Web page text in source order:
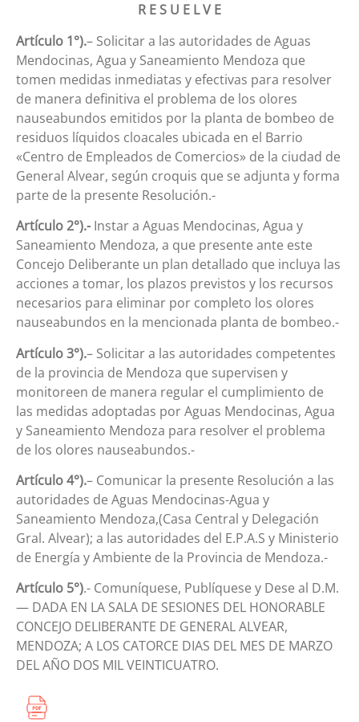
R E S U E L V E
Artículo 1°).– Solicitar a las autoridades de Aguas
Mendocinas, Agua y Saneamiento Mendoza que
tomen medidas inmediatas y efectivas para resolver
de manera definitiva el problema de los olores
nauseabundos emitidos por la planta de bombeo de
residuos líquidos cloacales ubicada en el Barrio
«Centro de Empleados de Comercios» de la ciudad de
General Alvear, según croquis que se adjunta y forma
parte de la presente Resolución.-
Artículo 2°).-Instar a Aguas Mendocinas, Agua y
Saneamiento Mendoza, a que presente ante este
Concejo Deliberante un plan detallado que incluya las
acciones a tomar, los plazos previstos y los recursos
necesarios para eliminar por completo los olores
nauseabundos en la mencionada planta de bombeo.-
Artículo 3°).– Solicitar a las autoridades competentes
de la provincia de Mendoza que supervisen y
monitoreen de manera regular el cumplimiento de
las medidas adoptadas por Aguas Mendocinas, Agua
y Saneamiento Mendoza para resolver el problema
de los olores nauseabundos.-
Artículo 4°).– Comunicar la presente Resolución a las
autoridades de Aguas Mendocinas-Agua y
Saneamiento Mendoza,(Casa Central y Delegación
Gral. Alvear); a las autoridades del E.P.A.S y Ministerio
de Energía y Ambiente de la Provincia de Mendoza.-
Artículo 5°).- Comuníquese, Publíquese y Dese al D.M.
— DADA EN LA SALA DE SESIONES DEL HONORABLE
CONCEJO DELIBERANTE DE GENERAL ALVEAR,
MENDOZA; A LOS CATORCE DIAS DEL MES DE MARZO
DEL AÑO DOS MIL VEINTICUATRO.